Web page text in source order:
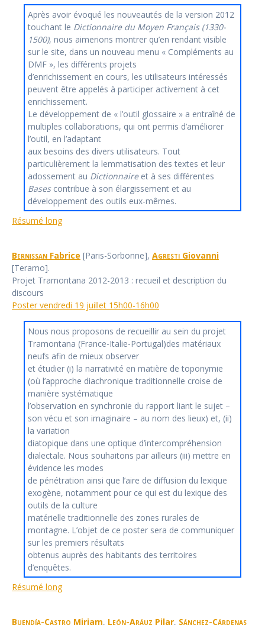
Après avoir évoqué les nouveautés de la version 2012
touchant le Dictionnaire du Moyen Français (1330-
1500), nous aimerions montrer qu’en rendant visible
sur le site, dans un nouveau menu « Compléments au
DMF », les différents projets
d’enrichissement en cours, les utilisateurs intéressés
peuvent être appelés à participer activement à cet
enrichissement.
Le développement de « l’outil glossaire » a entraîné de
multiples collaborations, qui ont permis d’améliorer
l’outil, en l’adaptant
aux besoins des divers utilisateurs. Tout
particulièrement la lemmatisation des textes et leur
adossement au Dictionnaireet à ses différentes
Basescontribue à son élargissement et au
développement des outils eux-mêmes.
Résumé long
Bernissan Fabrice [Paris-Sorbonne], Agresti Giovanni
[Teramo].
Projet Tramontana 2012-2013 : recueil et description du
discours
Poster vendredi 19 juillet 15h00-16h00
Nous nous proposons de recueillir au sein du projet
Tramontana (France-Italie-Portugal)des matériaux
neufs afin de mieux observer
et étudier (i) la narrativité en matière de toponymie
(où l’approche diachronique traditionnelle croise de
manière systématique
l’observation en synchronie du rapport liant le sujet –
son vécu et son imaginaire – au nom des lieux) et, (ii)
la variation
diatopique dans une optique d’intercompréhension
dialectale. Nous souhaitons par ailleurs (iii) mettre en
évidence les modes
de pénétration ainsi que l’aire de diffusion du lexique
exogène, notamment pour ce qui est du lexique des
outils de la culture
matérielle traditionnelle des zones rurales de
montagne. L’objet de ce poster sera de communiquer
sur les premiers résultats
obtenus auprès des habitants des territoires
d’enquêtes.
Résumé long
Buendía-Castro Miriam, León-Aráuz Pilar, Sánchez-Cárdenas